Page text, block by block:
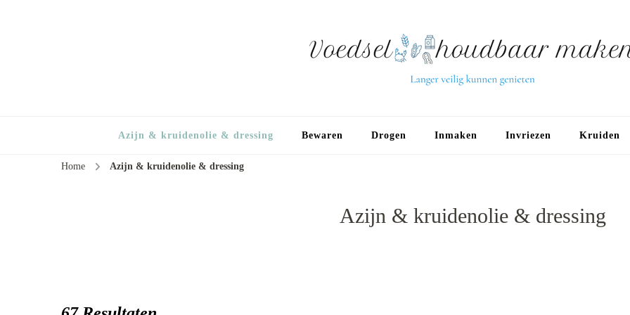
Azijn & kruidenolie & dressing Bewaren Drogen Inmaken Invriezen Kruiden
Home Azijn & kruidenolie & dressing
Azijn & kruidenolie & dressing